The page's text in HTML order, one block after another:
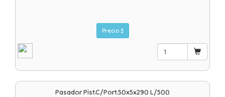
Precio $
Pasador Pist.c/port.50x5x290 L/500